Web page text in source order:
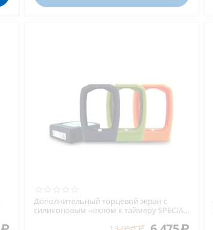
Дополнительный торцевой экран с
силиконовым чехлом к таймеру SPECIAL